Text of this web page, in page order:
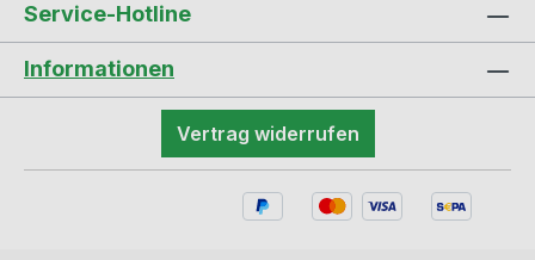
Service-Hotline
Informationen
Vertrag widerrufen